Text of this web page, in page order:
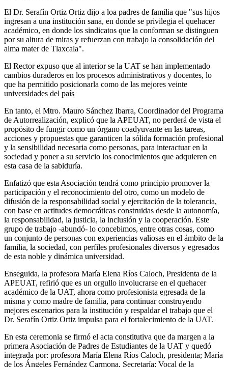
El Dr. Serafín Ortiz Ortiz dijo a loa padres de familia que "sus hijos
ingresan a una institución sana, en donde se privilegia el quehacer
académico, en donde los sindicatos que la conforman se distinguen
por su altura de miras y refuerzan con trabajo la consolidación del
alma mater de Tlaxcala".
El Rector expuso que al interior se la UAT se han implementado
cambios duraderos en los procesos administrativos y docentes, lo
que ha permitido posicionarla como de las mejores veinte
universidades del país
En tanto, el Mtro. Mauro Sánchez Ibarra, Coordinador del Programa
de Autorrealización, explicó que la APEUAT, no perderá de vista el
propósito de fungir como un órgano coadyuvante en las tareas,
acciones y propuestas que garanticen la sólida formación profesional
y la sensibilidad necesaria como personas, para interactuar en la
sociedad y poner a su servicio los conocimientos que adquieren en
esta casa de la sabiduría.
Enfatizó que esta Asociación tendrá como principio promover la
participación y el reconocimiento del otro, como un modelo de
difusión de la responsabilidad social y ejercitación de la tolerancia,
con base en actitudes democráticas construidas desde la autonomía,
la responsabilidad, la justicia, la inclusión y la cooperación. Este
grupo de trabajo -abundó- lo concebimos, entre otras cosas, como
un conjunto de personas con experiencias valiosas en el ámbito de la
familia, la sociedad, con perfiles profesionales diversos y egresados
de esta noble y dinámica universidad.
Enseguida, la profesora María Elena Ríos Caloch, Presidenta de la
APEUAT, refirió que es un orgullo involucrarse en el quehacer
académico de la UAT, ahora como profesionista egresada de la
misma y como madre de familia, para continuar construyendo
mejores escenarios para la institución y respaldar el trabajo que el
Dr. Serafín Ortiz Ortiz impulsa para el fortalecimiento de la UAT.
En esta ceremonia se firmó el acta constitutiva que da margen a la
primera Asociación de Padres de Estudiantes de la UAT y quedó
integrada por: profesora María Elena Ríos Caloch, presidenta; María
de los Ángeles Fernández Carmona, Secretaría; Vocal de la